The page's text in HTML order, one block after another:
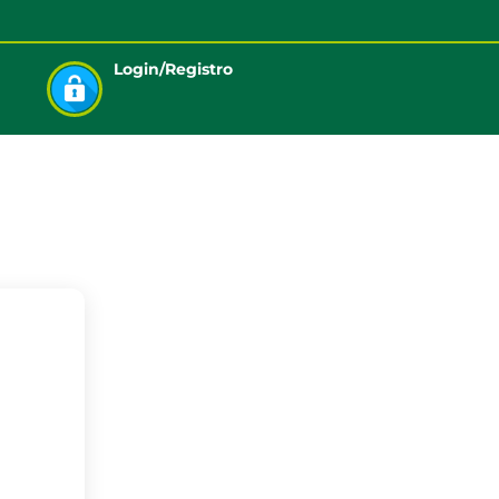
Login/Registro